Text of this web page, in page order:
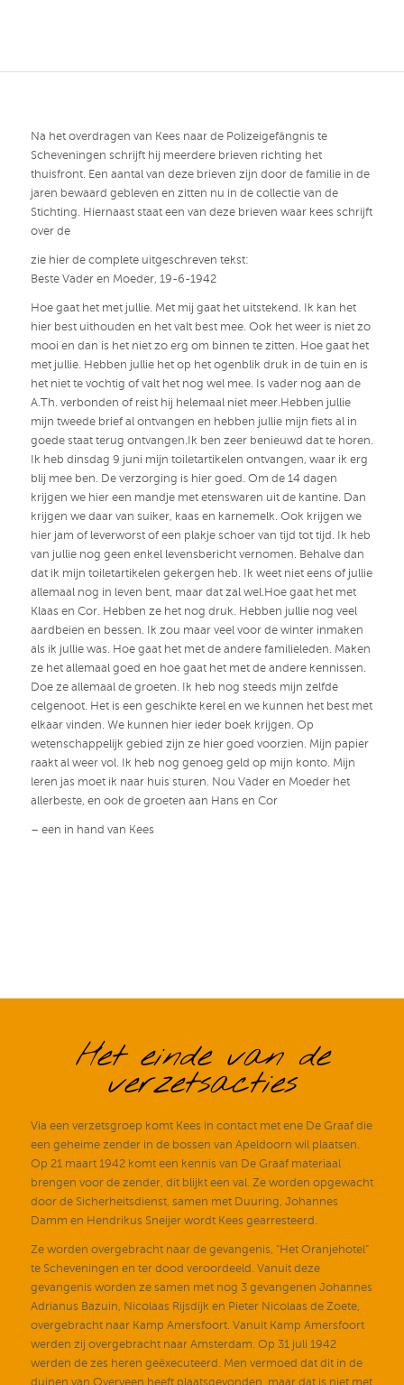
Na het overdragen van Kees naar de Polizeigefängnis te
Scheveningen schrijft hij meerdere brieven richting het
thuisfront. Een aantal van deze brieven zijn door de familie in de
jaren bewaard gebleven en zitten nu in de collectie van de
Stichting. Hiernaast staat een van deze brieven waar kees schrijft
over de
zie hier de complete uitgeschreven tekst:
Beste Vader en Moeder, 19-6-1942
Hoe gaat het met jullie. Met mij gaat het uitstekend. Ik kan het
hier best uithouden en het valt best mee. Ook het weer is niet zo
mooi en dan is het niet zo erg om binnen te zitten. Hoe gaat het
met jullie. Hebben jullie het op het ogenblik druk in de tuin en is
het niet te vochtig of valt het nog wel mee. Is vader nog aan de
A.Th. verbonden of reist hij helemaal niet meer.Hebben jullie
mijn tweede brief al ontvangen en hebben jullie mijn fiets al in
goede staat terug ontvangen.Ik ben zeer benieuwd dat te horen.
Ik heb dinsdag 9 juni mijn toiletartikelen ontvangen, waar ik erg
blij mee ben. De verzorging is hier goed. Om de 14 dagen
krijgen we hier een mandje met etenswaren uit de kantine. Dan
krijgen we daar van suiker, kaas en karnemelk. Ook krijgen we
hier jam of leverworst of een plakje schoer van tijd tot tijd. Ik heb
van jullie nog geen enkel levensbericht vernomen. Behalve dan
dat ik mijn toiletartikelen gekergen heb. Ik weet niet eens of jullie
allemaal nog in leven bent, maar dat zal wel.Hoe gaat het met
Klaas en Cor. Hebben ze het nog druk. Hebben jullie nog veel
aardbeien en bessen. Ik zou maar veel voor de winter inmaken
als ik jullie was. Hoe gaat het met de andere familieleden. Maken
ze het allemaal goed en hoe gaat het met de andere kennissen.
Doe ze allemaal de groeten. Ik heb nog steeds mijn zelfde
celgenoot. Het is een geschikte kerel en we kunnen het best met
elkaar vinden. We kunnen hier ieder boek krijgen. Op
wetenschappelijk gebied zijn ze hier goed voorzien. Mijn papier
raakt al weer vol. Ik heb nog genoeg geld op mijn konto. Mijn
leren jas moet ik naar huis sturen. Nou Vader en Moeder het
allerbeste, en ook de groeten aan Hans en Cor
– een in hand van Kees
Het einde van de
verzetsacties
Via een verzetsgroep komt Kees in contact met ene De Graaf die
een geheime zender in de bossen van Apeldoorn wil plaatsen.
Op 21 maart 1942 komt een kennis van De Graaf materiaal
brengen voor de zender, dit blijkt een val. Ze worden opgewacht
door de Sicherheitsdienst, samen met Duuring, Johannes
Damm en Hendrikus Sneijer wordt Kees gearresteerd.
Ze worden overgebracht naar de gevangenis, “Het Oranjehotel”
te Scheveningen en ter dood veroordeeld. Vanuit deze
gevangenis worden ze samen met nog 3 gevangenen Johannes
Adrianus Bazuin, Nicolaas Rijsdijk en Pieter Nicolaas de Zoete,
overgebracht naar Kamp Amersfoort. Vanuit Kamp Amersfoort
werden zij overgebracht naar Amsterdam. Op 31 juli 1942
werden de zes heren geëxecuteerd. Men vermoed dat dit in de
duinen van Overveen heeft plaatsgevonden, maar dat is niet met